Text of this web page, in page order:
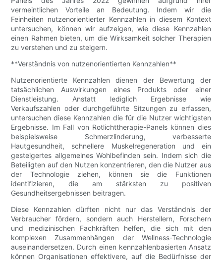
vermeintlichen Vorteile an Bedeutung. Indem wir die
Feinheiten nutzenorientierter Kennzahlen in diesem Kontext
untersuchen, können wir aufzeigen, wie diese Kennzahlen
einen Rahmen bieten, um die Wirksamkeit solcher Therapien
zu verstehen und zu steigern.
**Verständnis von nutzenorientierten Kennzahlen**
Nutzenorientierte Kennzahlen dienen der Bewertung der
tatsächlichen Auswirkungen eines Produkts oder einer
Dienstleistung. Anstatt lediglich Ergebnisse wie
Verkaufszahlen oder durchgeführte Sitzungen zu erfassen,
untersuchen diese Kennzahlen die für die Nutzer wichtigsten
Ergebnisse. Im Fall von Rotlichttherapie-Panels können dies
beispielsweise Schmerzlinderung, verbesserte
Hautgesundheit, schnellere Muskelregeneration und ein
gesteigertes allgemeines Wohlbefinden sein. Indem sich die
Beteiligten auf den Nutzen konzentrieren, den die Nutzer aus
der Technologie ziehen, können sie die Funktionen
identifizieren, die am stärksten zu positiven
Gesundheitsergebnissen beitragen.
Diese Kennzahlen dürften nicht nur das Verständnis der
Verbraucher fördern, sondern auch Herstellern, Forschern
und medizinischen Fachkräften helfen, die sich mit den
komplexen Zusammenhängen der Wellness-Technologie
auseinandersetzen. Durch einen kennzahlenbasierten Ansatz
können Organisationen effektivere, auf die Bedürfnisse der